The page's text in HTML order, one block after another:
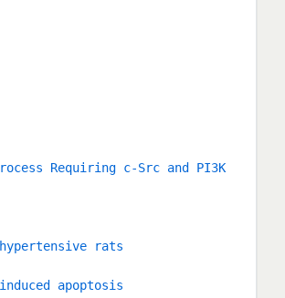
Requiring c-Src and PI3K
rats
apoptosis